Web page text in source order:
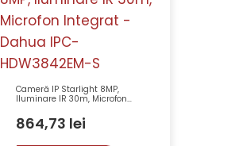
Cameră IP Starlight 8MP,
Iluminare IR 30m, Microfon
HDW3842EM-S
864,73 lei